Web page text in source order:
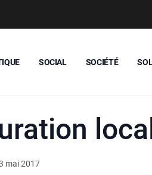
SOCIAL SOCIÉTÉ
mai 2017